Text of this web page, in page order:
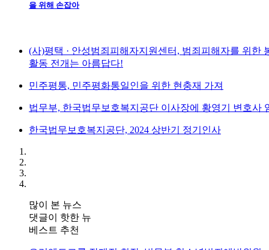
을 위해 손잡아
(사)평택 · 안성범죄피해자지원센터, 범죄피해자를 위한
활동 전개는 아름답다!
민주평통, 민주평화통일인을 위한 현충재 가져
법무부, 한국법무보호복지공단 이사장에 황영기 변호사
한국법무보호복지공단, 2024 상반기 정기인사
많이 본 뉴스
댓글이 핫한 뉴
베스트 추천